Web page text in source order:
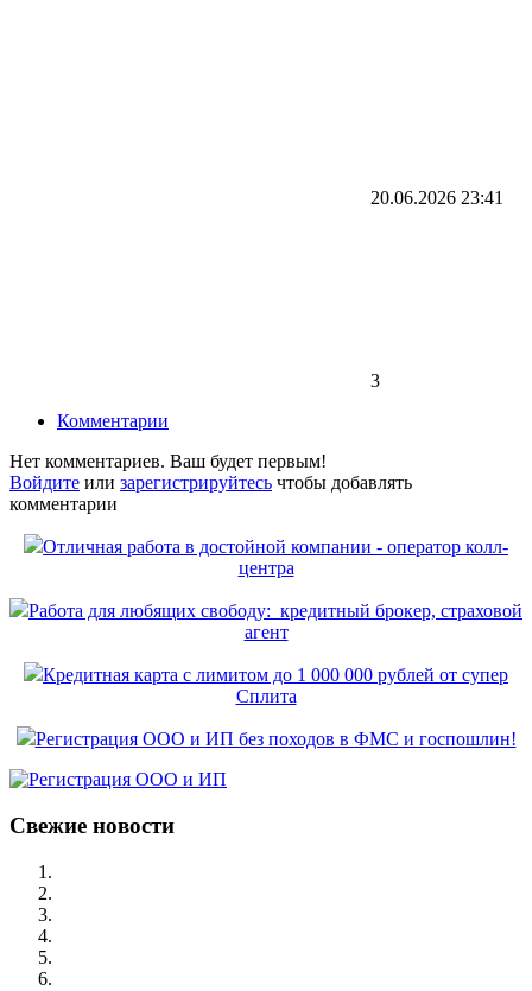
20.06.2026 23:41
3
Комментарии
Нет комментариев. Ваш будет первым!
Войдите или зарегистрируйтесь чтобы добавлять
комментарии
Отличная работа в достойной компании - оператор колл-
центра
Работа для любящих свободу: кредитный брокер, страховой
агент
Кредитная карта с лимитом до 1 000 000 рублей от супер
Сплита
Регистрация ООО и ИП без походов в ФМС и госпошлин!
Свежие новости